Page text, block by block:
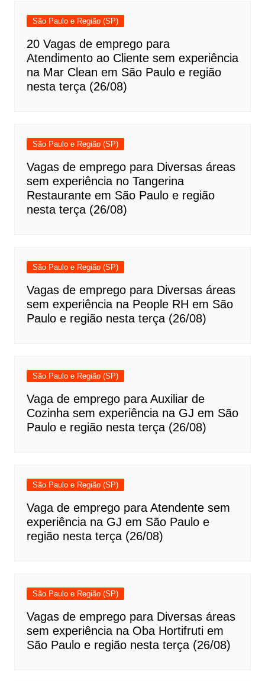
São Paulo e Região (SP)
20 Vagas de emprego para
Atendimento ao Cliente sem experiência
na Mar Clean em São Paulo e região
nesta terça (26/08)
São Paulo e Região (SP)
Vagas de emprego para Diversas áreas
sem experiência no Tangerina
Restaurante em São Paulo e região
nesta terça (26/08)
São Paulo e Região (SP)
Vagas de emprego para Diversas áreas
sem experiência na People RH em São
Paulo e região nesta terça (26/08)
São Paulo e Região (SP)
Vaga de emprego para Auxiliar de
Cozinha sem experiência na GJ em São
Paulo e região nesta terça (26/08)
São Paulo e Região (SP)
Vaga de emprego para Atendente sem
experiência na GJ em São Paulo e
região nesta terça (26/08)
São Paulo e Região (SP)
Vagas de emprego para Diversas áreas
sem experiência na Oba Hortifruti em
São Paulo e região nesta terça (26/08)